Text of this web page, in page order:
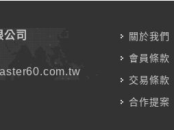
司
關於我們
會員條款
交易條款
合作提案